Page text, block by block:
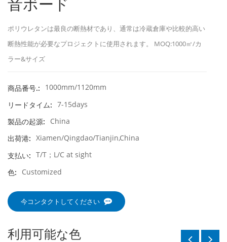
ポリウレタンは最良の断熱材であり、通常は冷蔵倉庫や比較的高い
断熱性能が必要なプロジェクトに使用されます。 MOQ:1000㎡/カ
ラー&サイズ
商品番号.:
1000mm/1120mm
リードタイム: 7-15days
製品の起源:
China
出荷港: Xiamen/Qingdao/Tianjin,China
支払い: T/T；L/C at sight
色:
Customized
今コンタクトしてください
利用可能な色